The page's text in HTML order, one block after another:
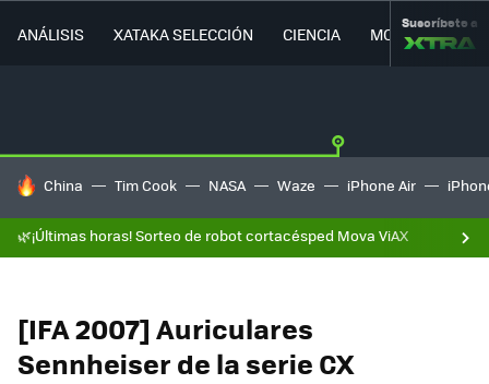
ANÁLISIS XATAKA SELECCIÓN CIENCIA MOVILIDAD
Suscríbete a
HOY SE HABLA DE
China Tim Cook NASA Waze iPhone Air
🌿¡Últimas horas! Sorteo de robot cortacésped Mova ViAX
[IFA 2007] Auriculares
Sennheiser de la serie CX